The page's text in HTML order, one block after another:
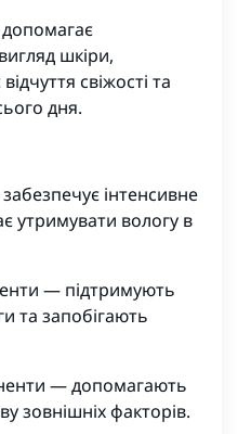
шкіри,
свіжості та
дня.
інтенсивне
утримувати вологу в
— підтримують
та запобігають
— допомагають
зовнішніх факторів.